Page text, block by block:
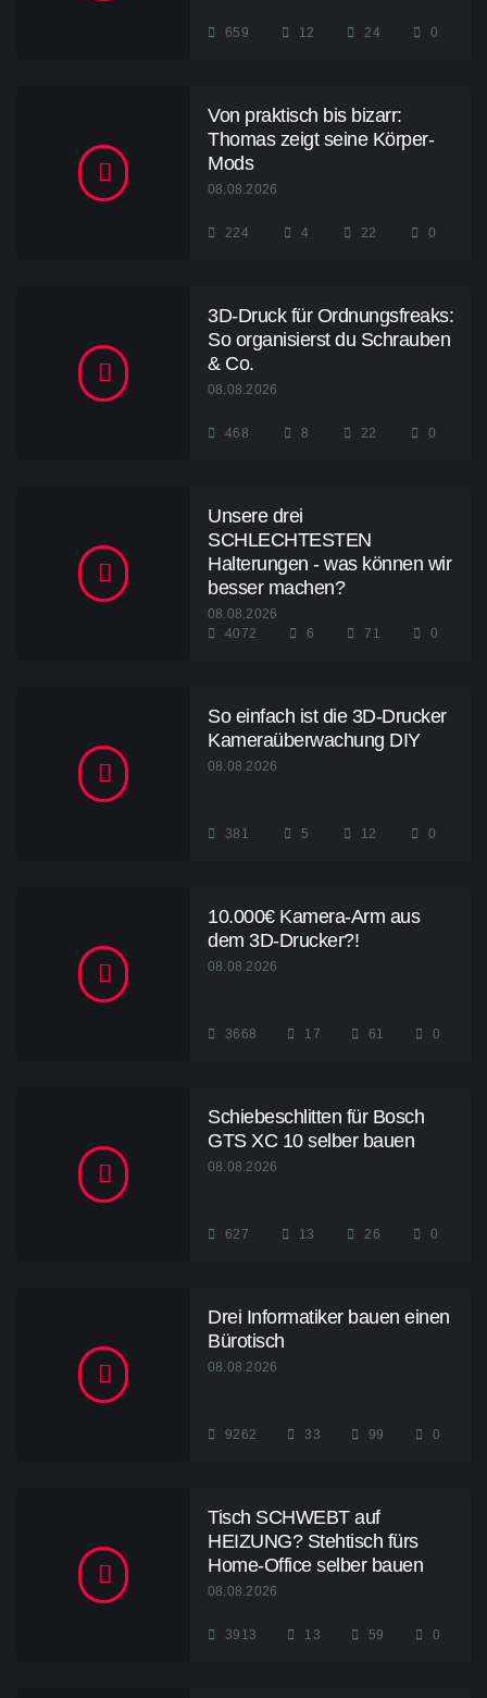
659 12 24 0
Von praktisch bis bizarr:
Thomas zeigt seine Körper-
Mods
08.08.2026
224 4 22 0
3D-Druck für Ordnungsfreaks:
So organisierst du Schrauben
& Co.
08.08.2026
468 8 22 0
Unsere drei
SCHLECHTESTEN
Halterungen - was können wir
besser machen?
08.08.2026
4072
6 71 0
So einfach ist die 3D-Drucker
Kameraüberwachung DIY
08.08.2026
381 5 12 0
10.000€ Kamera-Arm aus
dem 3D-Drucker?!
08.08.2026
3668 17 61 0
Schiebeschlitten für Bosch
GTS XC 10 selber bauen
08.08.2026
627 13 26 0
Drei Informatiker bauen einen
Bürotisch
08.08.2026
9262 33 99 0
Tisch SCHWEBT auf
HEIZUNG? Stehtisch fürs
Home-Office selber bauen
08.08.2026
3913 13 59 0